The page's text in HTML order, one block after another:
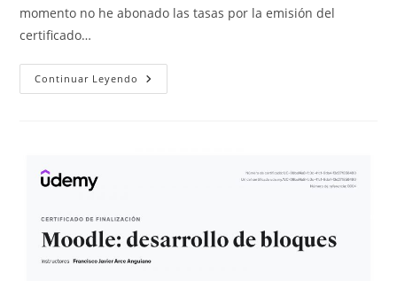
momento no he abonado las tasas por la emisión del
certificado…
Continuar Leyendo Moodle
Educator